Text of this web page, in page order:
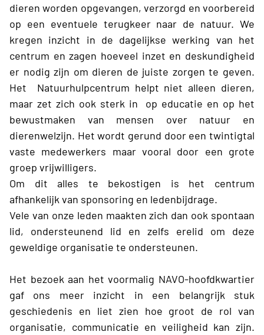
dieren worden opgevangen, verzorgd en voorbereid
op een eventuele terugkeer naar de natuur. We
kregen inzicht in de dagelijkse werking van het
centrum en zagen hoeveel inzet en deskundigheid
er nodig zijn om dieren de juiste zorgen te geven.
Het Natuurhulpcentrum helpt niet alleen dieren,
maar zet zich ook sterk in op educatie en op het
bewustmaken van mensen over natuur en
dierenwelzijn. Het wordt gerund door een twintigtal
vaste medewerkers maar vooral door een grote
groep vrijwilligers.
Om dit alles te bekostigen is het centrum
afhankelijk van sponsoring en ledenbijdrage.
Vele van onze leden maakten zich dan ook spontaan
lid, ondersteunend lid en zelfs erelid om deze
geweldige organisatie te ondersteunen.
Het bezoek aan het voormalig NAVO-hoofdkwartier
gaf ons meer inzicht in een belangrijk stuk
geschiedenis en liet zien hoe groot de rol van
organisatie, communicatie en veiligheid kan zijn.